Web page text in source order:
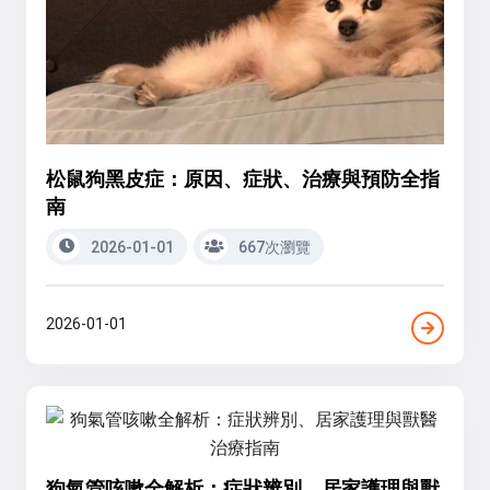
松鼠狗黑皮症：原因、症狀、治療與預防全指
南
2026-01-01 667次瀏覽
2026-01-01